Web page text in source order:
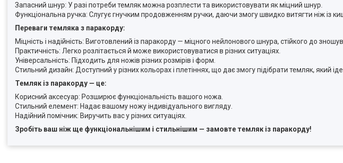
Запасний шнур: У разі потреби темляк можна розплести та використовувати як міцний шнур.
Функціональна ручка: Слугує гнучким продовженням ручки, даючи змогу швидко витягти ніж із
Переваги темляка з паракорду:
Міцність і надійність: Виготовлений із паракорду — міцного нейлонового шнура, стійкого до
Практичність: Легко розлітається й може використовуватися в різних ситуаціях.
Універсальність: Підходить для ножів різних розмірів і форм.
Стильний дизайн: Доступний у різних кольорах і плетіннях, що дає змогу підібрати темляк, який
Темляк із паракорду — це:
Корисний аксесуар: Розширює функціональність вашого ножа.
Стильний елемент: Надає вашому ножу індивідуального вигляду.
Надійний помічник: Виручить вас у різних ситуаціях.
Зробіть ваш ніж ще функціональнішим і стильнішим — замовте темляк із паракорду!